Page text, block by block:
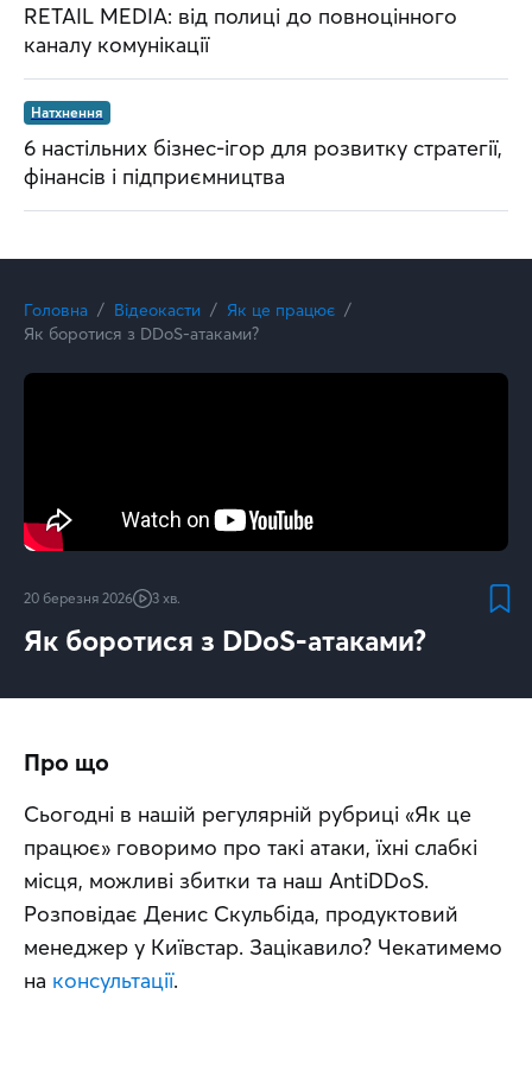
RETAIL MEDIA: від полиці до повноцінного
каналу комунікації
Натхнення
6 настільних бізнес-ігор для розвитку стратегії,
фінансів і підприємництва
Головна Відеокасти
Як це працює
Як боротися з DDoS-атаками?
20 березня 2026 3 хв.
Як боротися з DDoS-атаками?
Про що
Сьогодні в нашій регулярній рубриці «Як це
працює» говоримо про такі атаки, їхні слабкі
місця, можливі збитки та наш AntiDDoS.
Розповідає Денис Скульбіда, продуктовий
менеджер у Київстар. Зацікавило? Чекатимемо
на консультації.